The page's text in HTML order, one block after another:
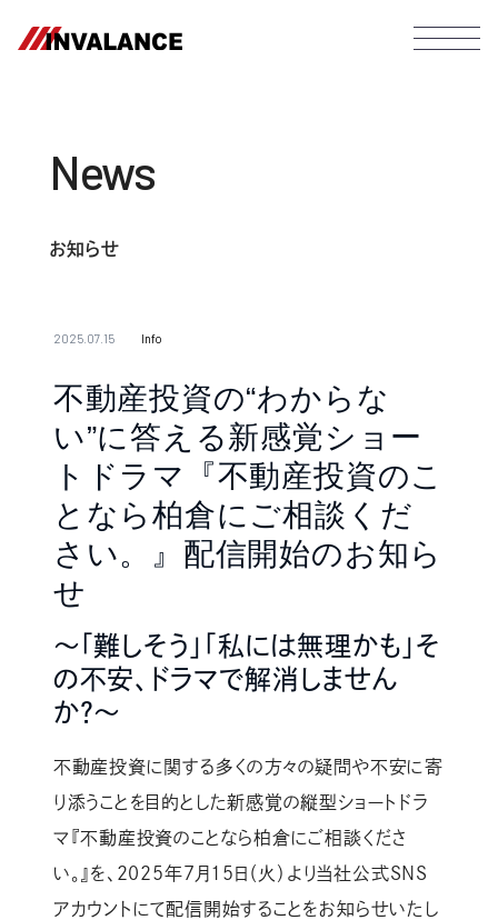
News
お知らせ
2025.07.15 Info
不動産投資の“わからな
い”に答える新感覚ショー
トドラマ『不動産投資のこ
となら柏倉にご相談くだ
さい。』配信開始のお知ら
せ
〜「難しそう」「私には無理かも」そ
の不安、ドラマで解消しません
か？〜
不動産投資に関する多くの方々の疑問や不安に寄
り添うことを目的とした新感覚の縦型ショートドラ
マ『不動産投資のことなら柏倉にご相談くださ
い。』を、2025年7月15日（火）より当社公式SNS
アカウントにて配信開始することをお知らせいたし